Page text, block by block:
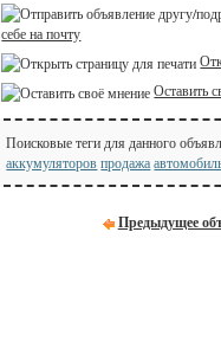
себе на почту
Оставить
Поисковые теги для данного
аккумуляторов продажа
Предыдущее